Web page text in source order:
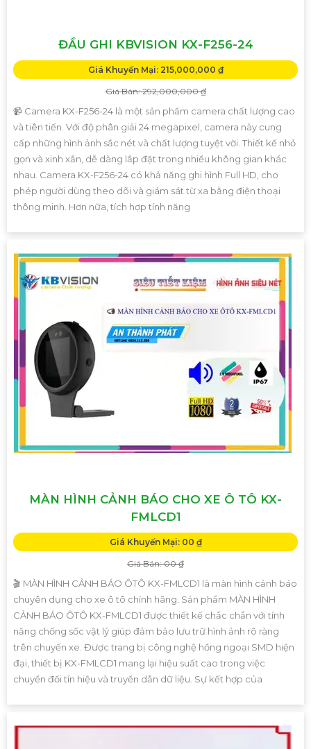
ĐẦU GHI KBVISION KX-F256-24
Giá Khuyến Mại: 215,000,000 ₫
Giá Bán: 292,000,000 ₫
📹 Camera KX-F256-24 là một sản phẩm camera chất lượng cao
và tiên tiến. Với độ phân giải 24 megapixel, camera này cung
cấp những hình ảnh sắc nét và chất lượng tuyệt vời. Thiết kế nhỏ
gọn và xinh xắn, dễ dàng lắp đặt trong nhiều không gian khác
nhau. Camera KX-F256-24 có khả năng ghi hình Full HD, cho
phép người dùng theo dõi và giám sát từ xa bằng điện thoại
thông minh. Hơn nữa, tích hợp tính năng
MÀN HÌNH CẢNH BÁO CHO XE Ô TÔ KX-
FMLCD1
Giá Khuyến Mại: 00 ₫
Giá Bán: 00 ₫
🎬 MÀN HÌNH CẢNH BÁO ÔTÔ KX-FMLCD1 là màn hình cảnh báo
chuyên dụng cho xe ô tô chính hãng. Sản phẩm MÀN HÌNH
CẢNH BÁO ÔTÔ KX-FMLCD1 được thiết kế chắc chắn với tính
năng chống sốc vật lý giúp đảm bảo lưu trữ hình ảnh rõ ràng
trên chuyến xe. Được trang bị công nghệ hồng ngoại SMD hiện
đại, thiết bị KX-FMLCD1 mang lại hiệu suất cao trong việc
chuyển đổi tín hiệu và truyền dẫn dữ liệu. Sự kết hợp của